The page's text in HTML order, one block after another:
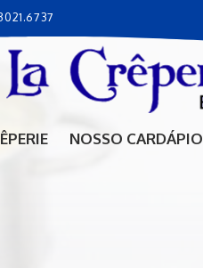
NOSSO CARDÁPIO